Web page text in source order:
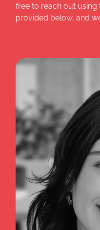
free to reach out
provided below, and